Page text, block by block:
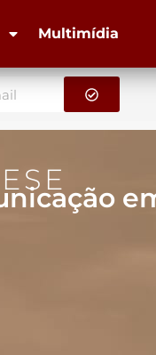
Multimídia